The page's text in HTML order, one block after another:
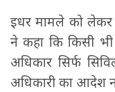
इधर मामले को लेकर
ने कहा कि किसी भी
अधिकार सिर्फ
अधिकारी का आदेश